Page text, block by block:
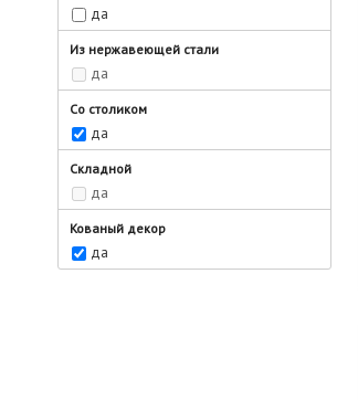
да
Из нержавеющей стали
да
Со столиком
да
Складной
да
Кованый декор
да